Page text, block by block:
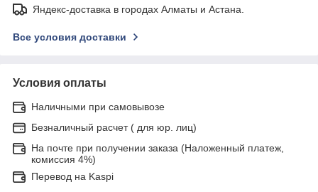
Яндекс-доставка в городах Алматы и Астана.
Все условия доставки
Условия оплаты
Наличными при самовывозе
Безналичный расчет ( для юр. лиц)
На почте при получении заказа (Наложенный платеж,
комиссия 4%)
Перевод на Kaspi